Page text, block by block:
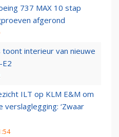
737 MAX 10 stap
afgerond
toont interieur van nieuwe
ILT op KLM E&M om
verslaglegging: ‘Zwaar